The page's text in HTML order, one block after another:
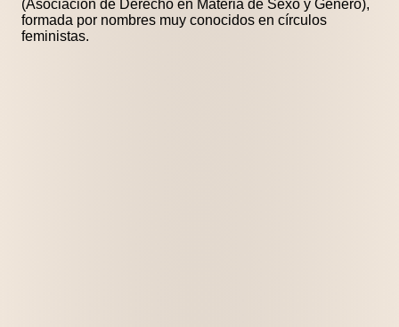
(Asociación de Derecho en Materia de Sexo y Género),
formada por nombres muy conocidos en círculos
feministas.